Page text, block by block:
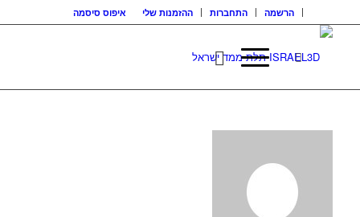
הרשמה התחברות ההזמנות שלי איפוס סיסמה